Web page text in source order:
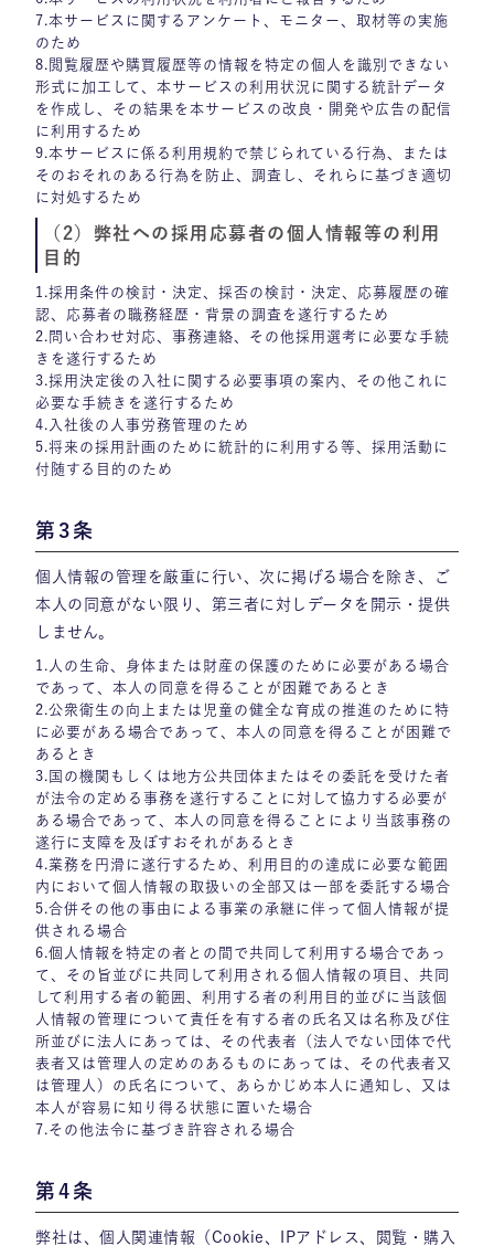
7.本サービスに関するアンケート、モニター、取材等の実施
のため
8.閲覧履歴や購買履歴等の情報を特定の個人を識別できない
形式に加工して、本サービスの利用状況に関する統計データ
を作成し、その結果を本サービスの改良・開発や広告の配信
に利用するため
9.本サービスに係る利用規約で禁じられている行為、または
そのおそれのある行為を防止、調査し、それらに基づき適切
に対処するため
（2）弊社への採用応募者の個人情報等の利用
目的
1.採用条件の検討・決定、採否の検討・決定、応募履歴の確
認、応募者の職務経歴・背景の調査を遂行するため
2.問い合わせ対応、事務連絡、その他採用選考に必要な手続
きを遂行するため
3.採用決定後の入社に関する必要事項の案内、その他これに
必要な手続きを遂行するため
4.入社後の人事労務管理のため
5.将来の採用計画のために統計的に利用する等、採用活動に
付随する目的のため
第3条
個人情報の管理を厳重に行い、次に掲げる場合を除き、ご
本人の同意がない限り、第三者に対しデータを開示・提供
しません。
1.人の生命、身体または財産の保護のために必要がある場合
であって、本人の同意を得ることが困難であるとき
2.公衆衛生の向上または児童の健全な育成の推進のために特
に必要がある場合であって、本人の同意を得ることが困難で
あるとき
3.国の機関もしくは地方公共団体またはその委託を受けた者
が法令の定める事務を遂行することに対して協力する必要が
ある場合であって、本人の同意を得ることにより当該事務の
遂行に支障を及ぼすおそれがあるとき
4.業務を円滑に遂行するため、利用目的の達成に必要な範囲
内において個人情報の取扱いの全部又は一部を委託する場合
5.合併その他の事由による事業の承継に伴って個人情報が提
供される場合
6.個人情報を特定の者との間で共同して利用する場合であっ
て、その旨並びに共同して利用される個人情報の項目、共同
して利用する者の範囲、利用する者の利用目的並びに当該個
人情報の管理について責任を有する者の氏名又は名称及び住
所並びに法人にあっては、その代表者（法人でない団体で代
表者又は管理人の定めのあるものにあっては、その代表者又
は管理人）の氏名について、あらかじめ本人に通知し、又は
本人が容易に知り得る状態に置いた場合
7.その他法令に基づき許容される場合
第4条
弊社は、個人関連情報（Cookie、IPアドレス、閲覧・購入